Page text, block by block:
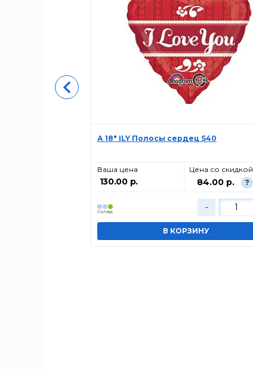
А 18" ILY Полосы сердец S40
Ваша цена
130.00 р.
Цена со скидкой
84.00 р. ?
Cклад -